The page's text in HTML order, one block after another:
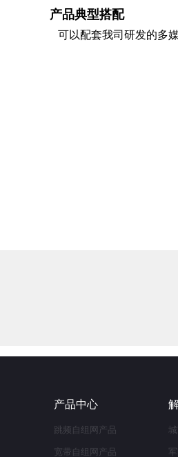
产品典型搭配
可以配套我司研发的多
产品中心
跳频自组网产品
宽带自组网产品